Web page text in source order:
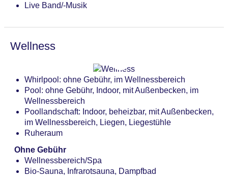
Live Band/-Musik
Wellness
Whirlpool: ohne Gebühr, im Wellnessbereich
Pool: ohne Gebühr, Indoor, mit Außenbecken, im
Wellnessbereich
Poollandschaft: Indoor, beheizbar, mit Außenbecken,
im Wellnessbereich, Liegen, Liegestühle
Ruheraum
Ohne Gebühr
Wellnessbereich/Spa
Bio-Sauna, Infrarotsauna, Dampfbad